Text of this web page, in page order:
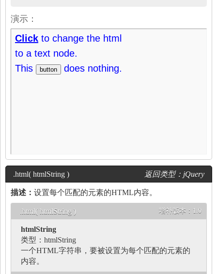
演示：
.html( htmlString ) 返回类型： jQuery
描述： 设置每个匹配的元素的HTML内容。
增补版本： 1.0
.html( htmlString )
htmlString
类型： htmlString
一个HTML字符串，要被设置为每个匹配的元素的
内容。